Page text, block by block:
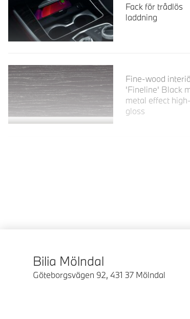
Fack för trådlös
laddning
Fine-wood
'Fineline' Black
metal effect high-
gloss
Läs mer
Bilia Mölndal
Göteborgsvägen 92, 431 37 Mölndal